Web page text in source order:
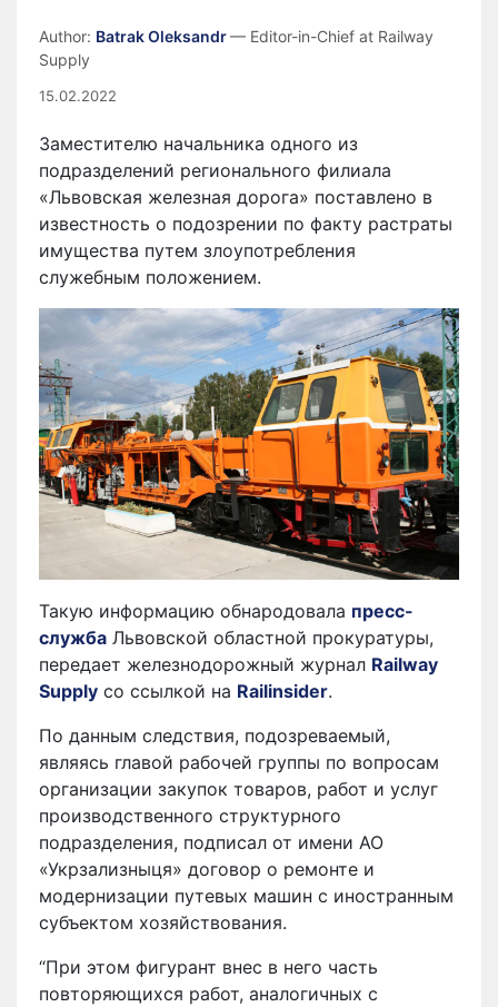
Author: Batrak Oleksandr— Editor-in-Chief at Railway
Supply
15.02.2022
Заместителю начальника одного из
подразделений регионального филиала
«Львовская железная дорога» поставлено в
известность о подозрении по факту растраты
имущества путем злоупотребления
служебным положением.
Такую информацию обнародовала пресс-
служба Львовской областной прокуратуры,
передает железнодорожный журнал Railway
Supply со ссылкой на Railinsider.
По данным следствия, подозреваемый,
являясь главой рабочей группы по вопросам
организации закупок товаров, работ и услуг
производственного структурного
подразделения, подписал от имени АО
«Укрзализныця» договор о ремонте и
модернизации путевых машин с иностранным
субъектом хозяйствования.
“При этом фигурант внес в него часть
повторяющихся работ, аналогичных с